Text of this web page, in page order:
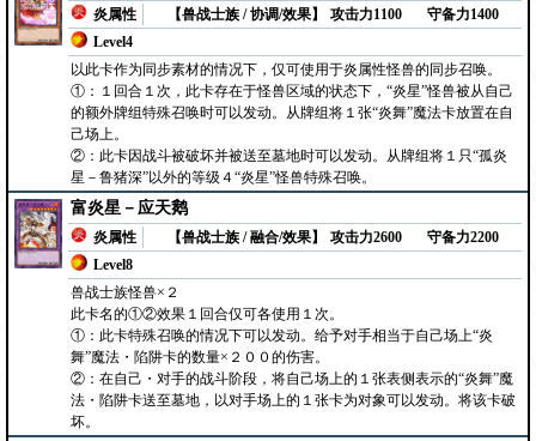
炎属性
【兽战士族 / 协调/效果】
Level4
攻击力1100 守备力1400
以此卡作为同步素材的情况下，仅可使用于炎属性怪兽的同步召唤。
①：１回合１次，此卡存在于怪兽区域的状态下，“炎星”怪兽被从自己
的额外牌组特殊召唤时可以发动。从牌组将１张“炎舞”魔法卡放置在自
己场上。
②：此卡因战斗被破坏并被送至墓地时可以发动。从牌组将１只“孤炎
星－鲁猪深”以外的等级４“炎星”怪兽特殊召唤。
富炎星－应天鹅
炎属性
【兽战士族 / 融合/效果】
Level8
攻击力2600 守备力2200
兽战士族怪兽×２
此卡名的①②效果１回合仅可各使用１次。
①：此卡特殊召唤的情况下可以发动。给予对手相当于自己场上“炎
舞”魔法・陷阱卡的数量×２００的伤害。
②：在自己・对手的战斗阶段，将自己场上的１张表侧表示的“炎舞”魔
法・陷阱卡送至墓地，以对手场上的１张卡为对象可以发动。将该卡破
坏。